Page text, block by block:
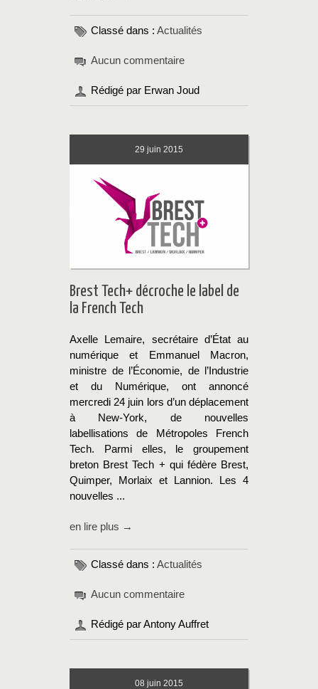
Classé dans : Actualités
Aucun commentaire
Rédigé par Erwan Joud
29 juin 2015
Brest Tech+ décroche le label de
la French Tech
Axelle Lemaire, secrétaire d’État au
numérique et Emmanuel Macron,
ministre de l’Économie, de l’Industrie
et du Numérique, ont annoncé
mercredi 24 juin lors d’un déplacement
à New-York, de nouvelles
labellisations de Métropoles French
Tech. Parmi elles, le groupement
breton Brest Tech + qui fédère Brest,
Quimper, Morlaix et Lannion. Les 4
nouvelles ...
en lire plus →
Classé dans : Actualités
Aucun commentaire
Rédigé par Antony Auffret
08 juin 2015